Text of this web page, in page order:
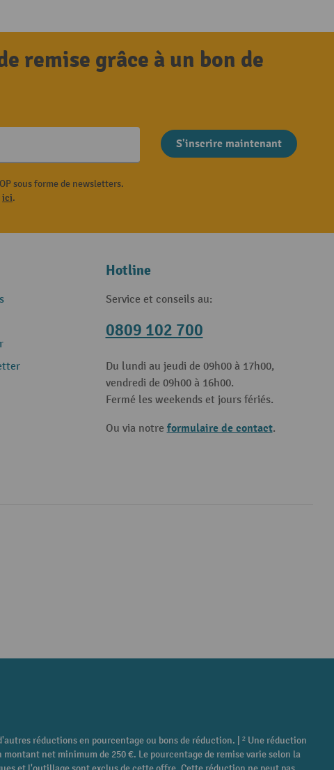
remise grâce à un bon de
S'inscrire maintenant
sous forme de newsletters.
ici.
Hotline
Service et conseils au:
0809 102 700
Du lundi au jeudi de 09h00 à 17h00,
vendredi de 09h00 à 16h00.
Fermé les weekends et jours fériés.
Ou via notre formulaire de contact.
réductions en pourcentage ou bons de réduction. | ² Une réduction
net minimum de 250 €. Le pourcentage de remise varie selon la